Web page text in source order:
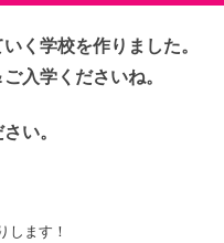
く学校を作りました。
入学くださいね。
い。
します！